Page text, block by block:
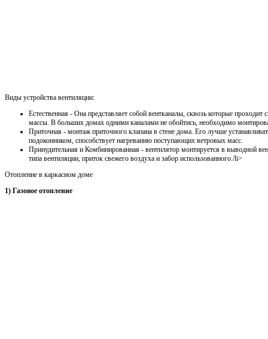
Виды устройства вентиляции:
Естественная - Она представляет собой вентканалы, сквозь которые
массы. В больших домах одними каналами не обойтись, необходимо
Приточная - монтаж приточного клапана в стене дома. Его лучше
подоконником, способствует нагреванию поступающих ветровых масс.
Принудительная и Комбинированная - вентилятор монтируется в выводной
типа вентиляции, приток свежего воздуха и забор использованного./li>
Отопление в каркасном доме
1) Газовое отопление